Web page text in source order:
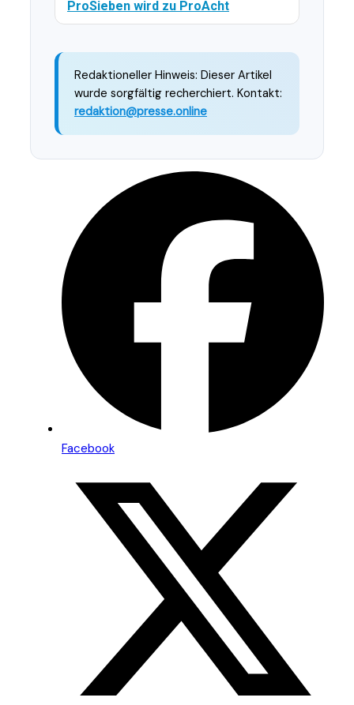
ProSieben wird zu ProAcht
Redaktioneller Hinweis: Dieser Artikel
wurde sorgfältig recherchiert. Kontakt:
redaktion@presse.online
Facebook